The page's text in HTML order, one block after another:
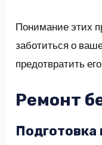
Понимание этих
заботиться о
предотвратить
Ремонт
Подготовка